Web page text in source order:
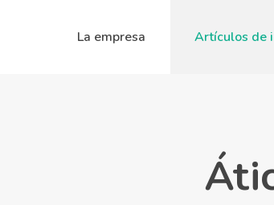
La empresa Artículos de